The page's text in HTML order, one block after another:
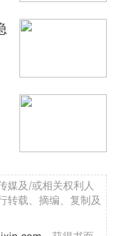
媒及/或相关权利人
转载、摘编、复制及